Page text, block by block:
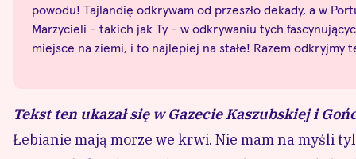
powodu! Tajlandię odkrywam od przeszło dekady, a w
Marzycieli - takich jak Ty - w odkrywaniu tych
miejsce na ziemi, i to najlepiej na stałe! Razem odkryjmy
Tekst ten ukazał się wGazecie Kaszubskieji
Łebianie mają morze we krwi. Nie mam na myśli